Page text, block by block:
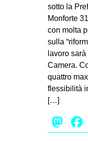
sotto la
Monforte
con molta
sulla
lavoro
Camera.
quattro
flessibilità
[…]